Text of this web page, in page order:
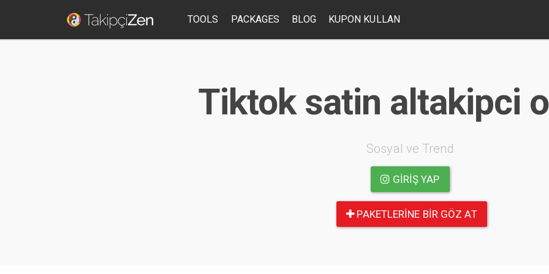
TOOLS PACKAGES BLOG KUPON KULLAN
Tiktok satin altakipci
Sosyal ve Trend
GIRIŞ YAP
PAKETLERINE BIR GÖZ AT